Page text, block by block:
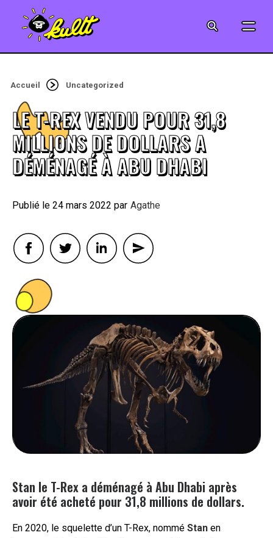
MUSIQUE
CRÉATION
ART
JEUX-VIDÉO
VINTAGE
FOOD
BONS PLANS
SOUTENEZ KULTT
Accueil Uncategorized
LE T-REX VENDU POUR 31,8
MILLIONS DE DOLLARS A
DÉMÉNAGÉ À ABU DHABI
24 mars 2022 By Agathe
Stan le T-Rex a déménagé à Abu Dhabi après
avoir été acheté pour 31,8 millions de dollars.
En 2020, le squelette d’un T-Rex, nommé Stan en